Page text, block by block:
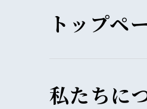
トップペ
私たちに